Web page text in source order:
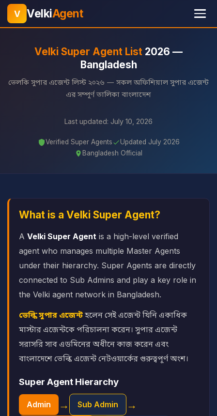
V VelkiAgent
Velki Super Agent List 2026 —
Bangladesh
ভেলকি সুপার এজেন্ট লিস্ট ২০২৬ — সকল অফিশিয়াল সুপার এজেন্ট
এর সম্পূর্ণ তালিকা বাংলাদেশ
Last updated: July 10, 2026
Verified Super Agents
Updated July 2026
Bangladesh Official
What is a Velki Super Agent?
A Velki Super Agent is a high-level verified
agent who manages multiple Master Agents
under their hierarchy. Super Agents are directly
connected to Sub Admins and play a key role in
the Velki agent network in Bangladesh.
ভেল্কি সুপার এজেন্টহলেন সেই এজেন্ট যিনি একাধিক
মাস্টার এজেন্টকে পরিচালনা করেন। সুপার এজেন্ট
সরাসরি সাব এডমিনের অধীনে কাজ করেন এবং
বাংলাদেশে ভেল্কি এজেন্ট নেটওয়ার্কের গুরুত্বপূর্ণ অংশ।
Super Agent Hierarchy
Admin → Sub Admin →